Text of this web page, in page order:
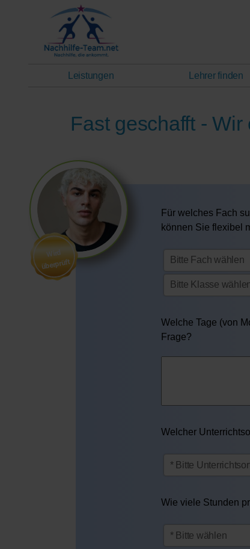
Leistungen Lehrer finden
Wird
überprüft
Fast geschafft -
Für welches Fach
können Sie flexibel
Welche Tage (von
Frage?
Welcher
Wie viele Stunden